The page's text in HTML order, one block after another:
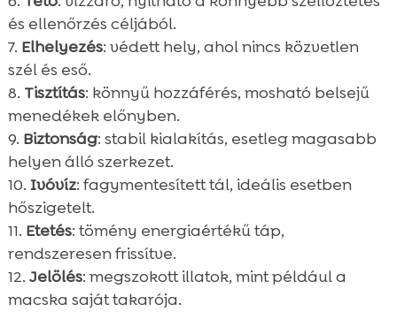
és ellenőrzés céljából.
Elhelyezés: védett hely, ahol nincs közvetlen
szél és eső.
Tisztítás: könnyű hozzáférés, mosható belsejű
menedékek előnyben.
Biztonság: stabil kialakítás, esetleg magasabb
helyen álló szerkezet.
Ivóvíz: fagymentesített tál, ideális esetben
hőszigetelt.
Etetés: tömény energiaértékű táp,
rendszeresen frissítve.
Jelölés: megszokott illatok, mint például a
macska saját takarója.